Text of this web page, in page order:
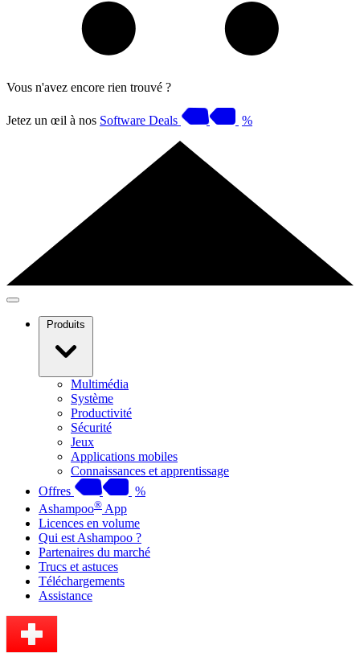
Vous n'avez encore rien trouvé ?
Jetez un œil à nos Software Deals %
Produits
Multimédia
Système
Productivité
Sécurité
Jeux
Applications mobiles
Connaissances et apprentissage
Offres
%
Ashampoo® App
Licences en volume
Qui est Ashampoo ?
Partenaires du marché
Trucs et astuces
Téléchargements
Assistance